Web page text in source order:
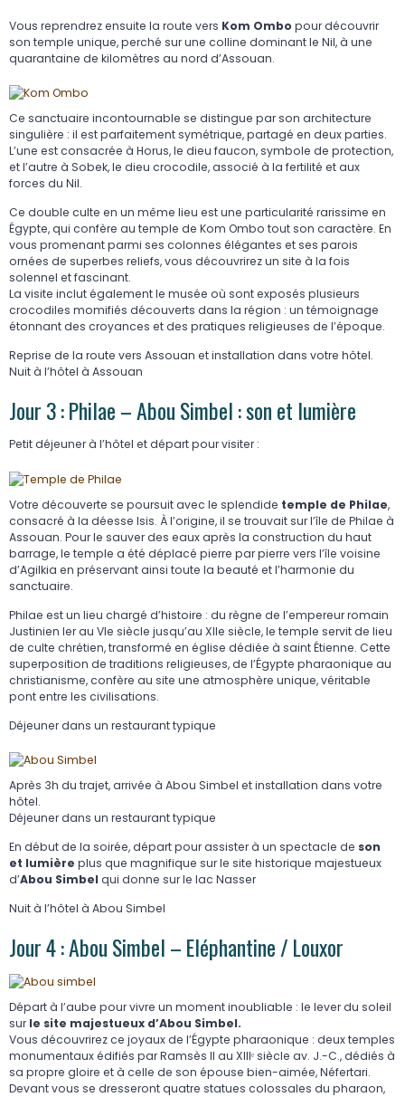
Vous reprendrez ensuite la route vers Kom Ombo pour découvrir
son temple unique, perché sur une colline dominant le Nil, à une
quarantaine de kilomètres au nord d’Assouan.
Ce sanctuaire incontournable se distingue par son architecture
singulière : il est parfaitement symétrique, partagé en deux parties.
L’une est consacrée à Horus, le dieu faucon, symbole de protection,
et l’autre à Sobek, le dieu crocodile, associé à la fertilité et aux
forces du Nil.
Ce double culte en un même lieu est une particularité rarissime en
Égypte, qui confère au temple de Kom Ombo tout son caractère. En
vous promenant parmi ses colonnes élégantes et ses parois
ornées de superbes reliefs, vous découvrirez un site à la fois
solennel et fascinant.
La visite inclut également le musée où sont exposés plusieurs
crocodiles momifiés découverts dans la région : un témoignage
étonnant des croyances et des pratiques religieuses de l’époque.
Reprise de la route vers Assouan et installation dans votre hôtel.
Nuit à l’hôtel à Assouan
Jour 3 : Philae – Abou Simbel : son et lumière
Petit déjeuner à l’hôtel et départ pour visiter :
Votre découverte se poursuit avec le splendide temple de Philae,
consacré à la déesse Isis. À l’origine, il se trouvait sur l’île de Philae à
Assouan. Pour le sauver des eaux après la construction du haut
barrage, le temple a été déplacé pierre par pierre vers l’île voisine
d’Agilkia en préservant ainsi toute la beauté et l’harmonie du
sanctuaire.
Philae est un lieu chargé d’histoire : du règne de l’empereur romain
Justinien Ier au VIe siècle jusqu’au XIIe siècle, le temple servit de lieu
de culte chrétien, transformé en église dédiée à saint Étienne. Cette
superposition de traditions religieuses, de l’Égypte pharaonique au
christianisme, confère au site une atmosphère unique, véritable
pont entre les civilisations.
Déjeuner dans un restaurant typique
Après 3h du trajet, arrivée à Abou Simbel et installation dans votre
hôtel.
Déjeuner dans un restaurant typique
En début de la soirée, départ pour assister à un spectacle de son
et lumière plus que magnifique sur le site historique majestueux
d’Abou Simbelqui donne sur le lac Nasser
Nuit à l’hôtel à Abou Simbel
Jour 4 : Abou Simbel – Eléphantine / Louxor
Départ à l’aube pour vivre un moment inoubliable : le lever du soleil
surle site majestueux d’Abou Simbel.
Vous découvrirez ce joyaux de l’Égypte pharaonique : deux temples
monumentaux édifiés par Ramsès II au XIIIᵉ siècle av. J.-C., dédiés à
sa propre gloire et à celle de son épouse bien-aimée, Néfertari.
Devant vous se dresseront quatre statues colossales du pharaon,